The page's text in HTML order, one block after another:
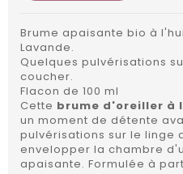
Brume apaisante bio à
Lavande.
Quelques pulvérisations
coucher.
Flacon de 100 ml
Cette brume d'oreiller à
un moment de détente
pulvérisations sur le linge
envelopper la chambre
apaisante. Formulée à